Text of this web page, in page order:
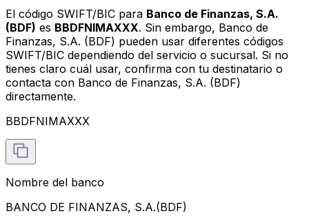
El código SWIFT/BIC para Banco de Finanzas, S.A.
(BDF) es BBDFNIMAXXX. Sin embargo, Banco de
Finanzas, S.A. (BDF) pueden usar diferentes códigos
SWIFT/BIC dependiendo del servicio o sucursal. Si no
tienes claro cuál usar, confirma con tu destinatario o
contacta con Banco de Finanzas, S.A. (BDF)
directamente.
BBDFNIMAXXX
Nombre del banco
BANCO DE FINANZAS, S.A.(BDF)